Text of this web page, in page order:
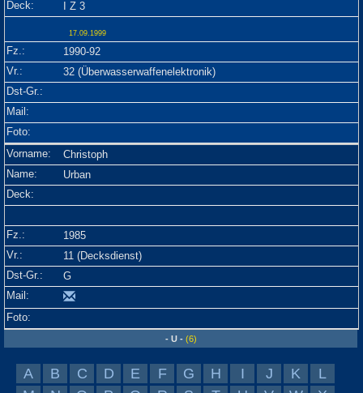
I Z 3
17.09.1999
1990-92
32 (Überwasserwaffenelektronik)
Christoph
Urban
1985
11 (Decksdienst)
G
- U - (6)
A B C D E F G H I J K
L